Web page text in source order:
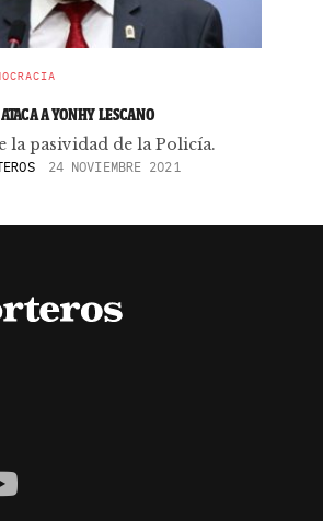
A YONHY LESCANO
la pasividad de la Policía.
24 NOVIEMBRE 2021